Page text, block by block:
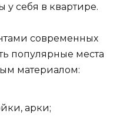
себя в квартире.
современных
популярные места
материалом:
арки;